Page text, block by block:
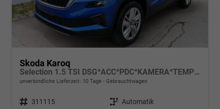
Skoda Karoq
Selection 1.5 TSI DSG*ACC*PDC*KAMERA*TEMPOMAT*LED*SMARTLINK*KLIMA*RADIO*17-ZOLL
unverbindliche Lieferzeit: 10 Tage Gebrauchtwagen
Fahrzeugnr. 311115 Getriebe Automatik